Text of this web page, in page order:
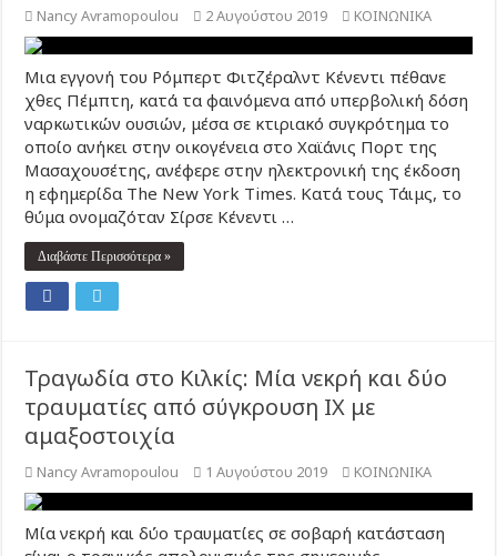
Nancy Avramopoulou 2 Αυγούστου 2019 ΚΟΙΝΩΝΙΚΑ
Μια εγγονή του Ρόμπερτ Φιτζέραλντ Κένεντι πέθανε
χθες Πέμπτη, κατά τα φαινόμενα από υπερβολική δόση
ναρκωτικών ουσιών, μέσα σε κτιριακό συγκρότημα το
οποίο ανήκει στην οικογένεια στο Χαϊάνις Πορτ της
Μασαχουσέτης, ανέφερε στην ηλεκτρονική της έκδοση
η εφημερίδα The New York Times. Κατά τους Τάιμς, το
θύμα ονομαζόταν Σίρσε Κένεντι …
Διαβάστε Περισσότερα »
Τραγωδία στο Κιλκίς: Μία νεκρή και δύο
τραυματίες από σύγκρουση ΙΧ με
αμαξοστοιχία
Nancy Avramopoulou 1 Αυγούστου 2019 ΚΟΙΝΩΝΙΚΑ
Μία νεκρή και δύο τραυματίες σε σοβαρή κατάσταση